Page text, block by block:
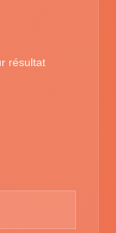
résultat